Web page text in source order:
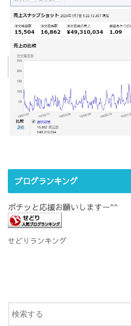
ブログランキング
ポチッと応援お願いしますー^^
せどりランキング